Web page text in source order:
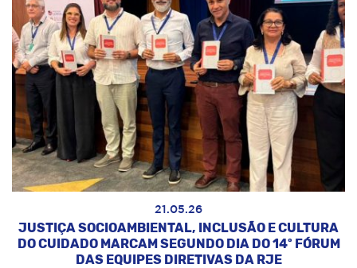
21.05.26
JUSTIÇA SOCIOAMBIENTAL, INCLUSÃO E CULTURA
DO CUIDADO MARCAM SEGUNDO DIA DO 14º FÓRUM
DAS EQUIPES DIRETIVAS DA RJE